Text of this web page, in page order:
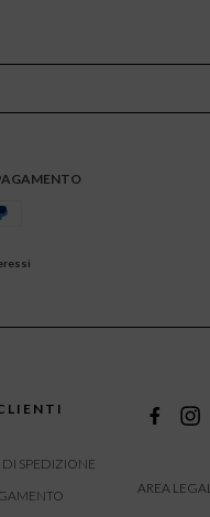
DI SPEDIZIONE
AREA